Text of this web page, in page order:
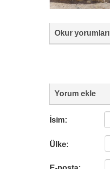
Okur yorumları
Yorum ekle
İsim:
Ülke: